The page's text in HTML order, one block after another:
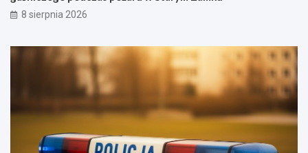
8 sierpnia 2026